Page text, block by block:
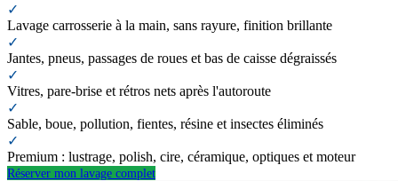
✓
Lavage carrosserie à la main, sans rayure, finition brillante
✓
Jantes, pneus, passages de roues et bas de caisse dégraissés
✓
Vitres, pare-brise et rétros nets après l'autoroute
✓
Sable, boue, pollution, fientes, résine et insectes éliminés
✓
Premium : lustrage, polish, cire, céramique, optiques et moteur
Réserver mon lavage complet